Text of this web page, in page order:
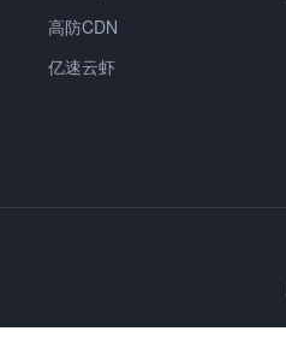
高防CDN
亿速云虾